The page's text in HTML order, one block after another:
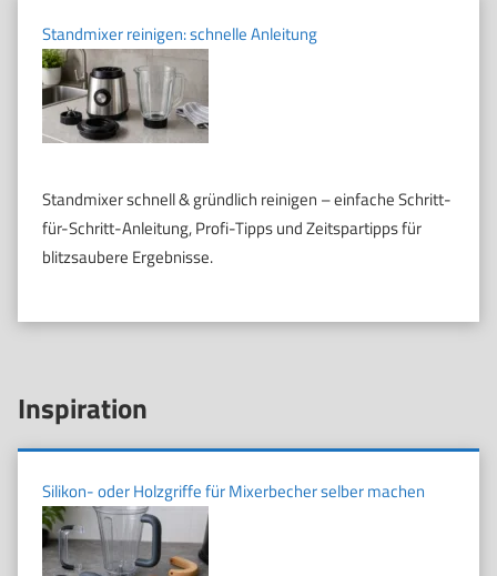
Standmixer reinigen: schnelle Anleitung
Standmixer schnell & gründlich reinigen – einfache Schritt-
für-Schritt-Anleitung, Profi-Tipps und Zeitspartipps für
blitzsaubere Ergebnisse.
Inspiration
Silikon- oder Holzgriffe für Mixerbecher selber machen